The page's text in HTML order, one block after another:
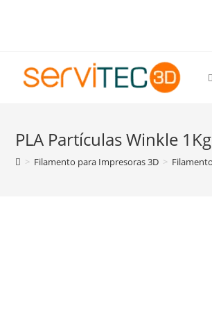
PLA Partículas Winkle
> Filamento para Impresoras 3D >